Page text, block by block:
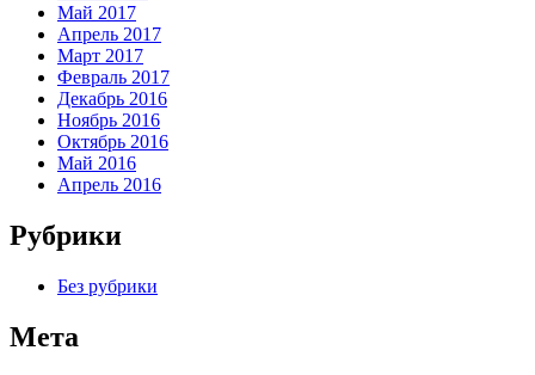
Май 2017
Апрель 2017
Март 2017
Февраль 2017
Декабрь 2016
Ноябрь 2016
Октябрь 2016
Май 2016
Апрель 2016
Рубрики
Без рубрики
Мета